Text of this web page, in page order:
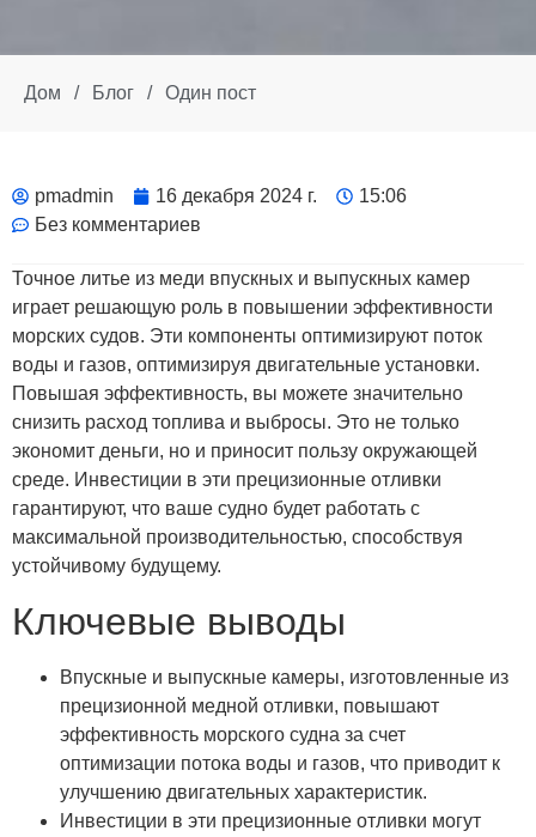
Дом / Блог / Один пост
pmadmin 16 декабря 2024 г.
15:06
Без комментариев
Точное литье из меди впускных и выпускных камер
играет решающую роль в повышении эффективности
морских судов. Эти компоненты оптимизируют поток
воды и газов, оптимизируя двигательные установки.
Повышая эффективность, вы можете значительно
снизить расход топлива и выбросы. Это не только
экономит деньги, но и приносит пользу окружающей
среде. Инвестиции в эти прецизионные отливки
гарантируют, что ваше судно будет работать с
максимальной производительностью, способствуя
устойчивому будущему.
Ключевые выводы
Впускные и выпускные камеры, изготовленные из
прецизионной медной отливки, повышают
эффективность морского судна за счет
оптимизации потока воды и газов, что приводит к
улучшению двигательных характеристик.
Инвестиции в эти прецизионные отливки могут